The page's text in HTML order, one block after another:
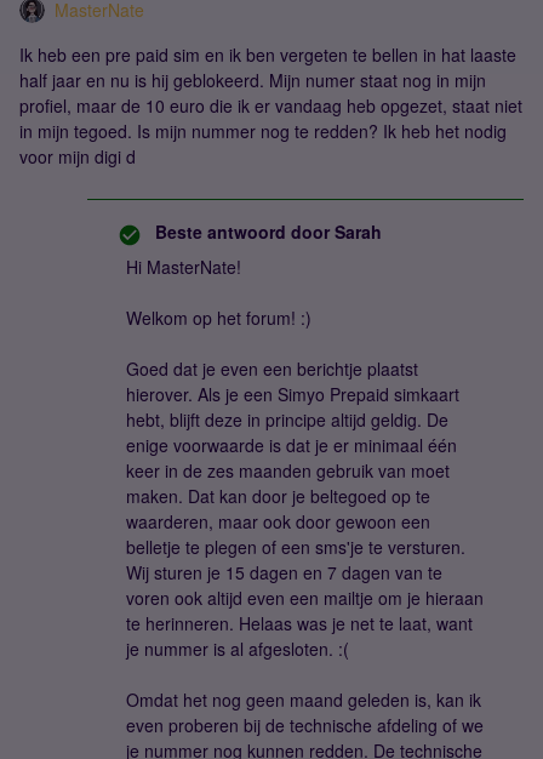
MasterNate
Ik heb een pre paid sim en ik ben vergeten te bellen in hat laaste
half jaar en nu is hij geblokeerd. Mijn numer staat nog in mijn
profiel, maar de 10 euro die ik er vandaag heb opgezet, staat niet
in mijn tegoed. Is mijn nummer nog te redden? Ik heb het nodig
voor mijn digi d
Beste antwoord door Sarah
Hi MasterNate!
Welkom op het forum! :)
Goed dat je even een berichtje plaatst
hierover. Als je een Simyo Prepaid simkaart
hebt, blijft deze in principe altijd geldig. De
enige voorwaarde is dat je er minimaal één
keer in de zes maanden gebruik van moet
maken. Dat kan door je beltegoed op te
waarderen, maar ook door gewoon een
belletje te plegen of een sms'je te versturen.
Wij sturen je 15 dagen en 7 dagen van te
voren ook altijd even een mailtje om je hieraan
te herinneren. Helaas was je net te laat, want
je nummer is al afgesloten. :(
Omdat het nog geen maand geleden is, kan ik
even proberen bij de technische afdeling of we
je nummer nog kunnen redden. De technische